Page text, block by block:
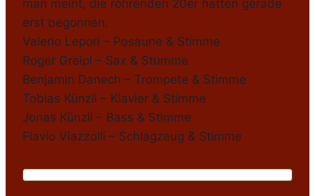
man meint, die röhrenden 20er hätten gerade
erst begonnen.
Valerio Lepori – Posaune & Stimme
Roger Greipl – Sax & Stumme
Benjamin Danech – Trompete & Stimme
Tobias Künzli – Klavier & Stimme
Jonas Künzli – Bass & Stimme
Flavio Viazzolli – Schlagzeug & Stimme